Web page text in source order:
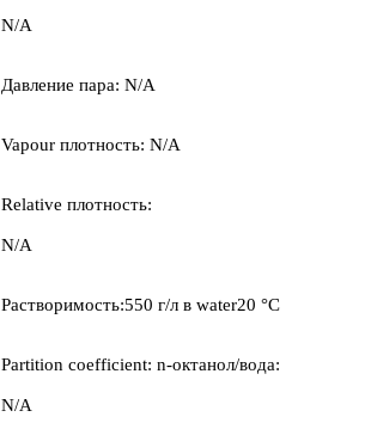
N/A
Давление пара: N/A
Vapour плотность: N/A
Relative плотность:
N/A
Растворимость:550 г/л в water20 °C
Partition coefficient: n-октанол/вода:
N/A